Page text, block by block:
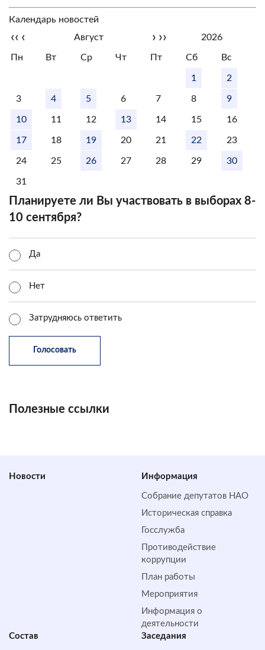
Календарь новостей
‹‹ ‹ Август › ›› 2026
Пн Вт Ср Чт Пт Сб Вс
1 2
3 4 5 6 7 8 9
10 11 12 13 14 15 16
17 18 19 20 21 22 23
24 25 26 27 28 29 30
31
Планируете ли Вы участвовать в выборах 8-
10 сентября?
Да
Нет
Затрудняюсь ответить
Полезные ссылки
Новости Информация
Собрание депутатов НАО
Историческая справка
Госслужба
Противодействие
коррупции
План работы
Мероприятия
Информация о
деятельности
Состав
Заседания